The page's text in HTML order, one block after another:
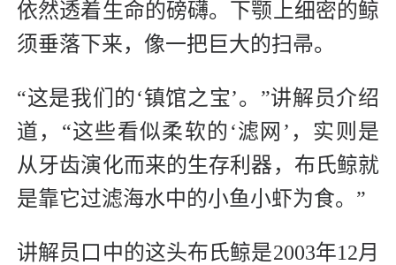
依然透着生命的磅礴。下颚上细密的鲸
须垂落下来，像一把巨大的扫帚。
“这是我们的‘镇馆之宝’。”讲解员介绍
道，“这些看似柔软的‘滤网’，实则是
从牙齿演化而来的生存利器，布氏鲸就
是靠它过滤海水中的小鱼小虾为食。”
讲解员口中的这头布氏鲸是2003年12月